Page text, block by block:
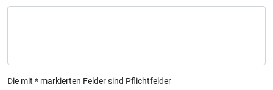
Die mit * markierten Felder sind Pflichtfelder